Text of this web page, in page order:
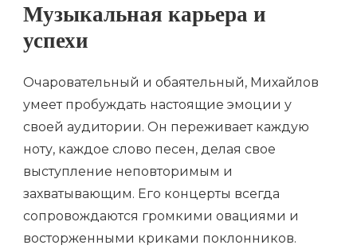
Музыкальная карьера и
успехи
Очаровательный и обаятельный, Михайлов
умеет пробуждать настоящие эмоции у
своей аудитории. Он переживает каждую
ноту, каждое слово песен, делая свое
выступление неповторимым и
захватывающим. Его концерты всегда
сопровождаются громкими овациями и
восторженными криками поклонников.